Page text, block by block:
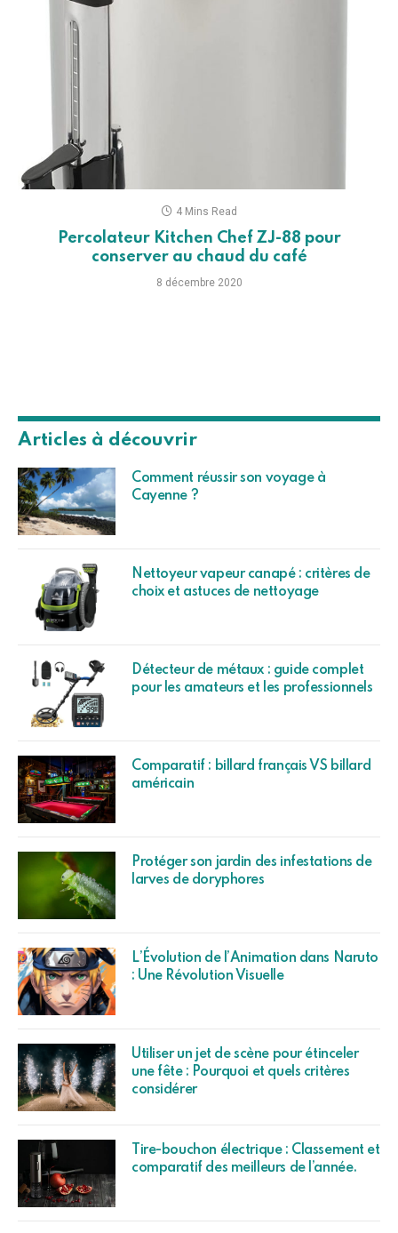
4 Mins Read
Percolateur Kitchen Chef ZJ-88 pour
conserver au chaud du café
8 décembre 2020
Articles à découvrir
Comment réussir son voyage à
Cayenne ?
Nettoyeur vapeur canapé : critères de
choix et astuces de nettoyage
Détecteur de métaux : guide complet
pour les amateurs et les professionnels
Comparatif : billard français VS billard
américain
Protéger son jardin des infestations de
larves de doryphores
L’Évolution de l’Animation dans Naruto
: Une Révolution Visuelle
Utiliser un jet de scène pour étinceler
une fête : Pourquoi et quels critères
considérer
Tire-bouchon électrique : Classement et
comparatif des meilleurs de l’année.